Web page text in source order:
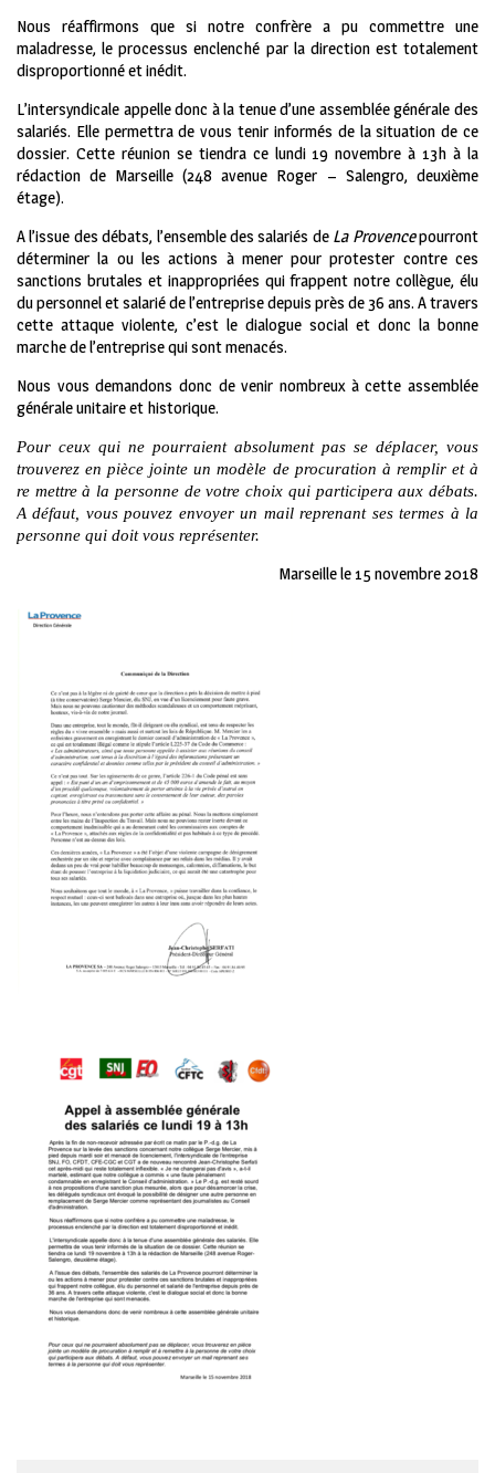
Nous réaffirmons que si notre confrère a pu commettre une
maladresse, le processus enclenché par la direction est totalement
disproportionné et inédit.
L’intersyndicale appelle donc à la tenue d’une assemblée générale des
salariés. Elle permettra de vous tenir informés de la situation de ce
dossier. Cette réunion se tiendra ce lundi 19 novembre à 13h à la
rédaction de Marseille (248 avenue Roger – Salengro, deuxième
étage).
A l’issue des débats, l’ensemble des salariés de La Provencepourront
déterminer la ou les actions à mener pour protester contre ces
sanctions brutales et inappropriées qui frappent notre collègue, élu
du personnel et salarié de l’entreprise depuis près de 36 ans. A travers
cette attaque violente, c’est le dialogue social et donc la bonne
marche de l’entreprise qui sont menacés.
Nous vous demandons donc de venir nombreux à cette assemblée
générale unitaire et historique.
Pour ceux qui ne pourraient absolument pas se déplacer, vous
trouverez en pièce jointe un modèle de procuration à remplir et à
re mettre à la personne de votre choix qui participera aux débats.
A défaut, vous pouvez envoyer un mail reprenant ses termes à la
personne qui doit vous représenter.
Marseille le 15 novembre 2018